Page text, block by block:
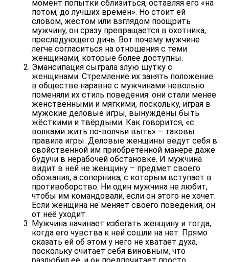
момент попытки сблизиться, оставляя его «на
потом, до лучших времён». Но стоит ей
словом, жестом или взглядом поощрить
мужчину, он сразу превращается в охотника,
преследующего дичь. Вот почему мужчине
легче согласиться на отношения с теми
женщинами, которые более доступны.
Эмансипация сыграла злую шутку с
женщинами. Стремление их занять положение
в обществе наравне с мужчинами невольно
поменяли их стиль поведения: они стали менее
женственными и мягкими, поскольку, играя в
мужские деловые игры, вынуждены быть
жёсткими и твёрдыми. Как говорится, «с
волками жить по-волчьи выть» – таковы
правила игры. Деловые женщины ведут себя в
свойственной им приобретённой манере даже
будучи в нерабочей обстановке. И мужчина
видит в ней не женщину – предмет своего
обожания, а соперника, с которым вступает в
противоборство. Ни один мужчина не любит,
чтобы им командовали, если он этого не хочет.
Если женщина не меняет своего поведения, он
от неё уходит.
Мужчина начинает избегать женщину и тогда,
когда его чувства к ней сошли на нет. Прямо
сказать ей об этом у него не хватает духа,
поскольку считает себя виновным, что